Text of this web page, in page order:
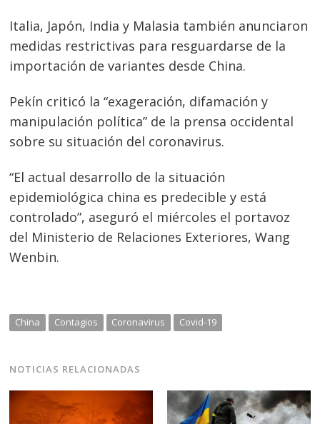
Italia, Japón, India y Malasia también anunciaron
medidas restrictivas para resguardarse de la
importación de variantes desde China.
Pekín criticó la “exageración, difamación y
manipulación política” de la prensa occidental
sobre su situación del coronavirus.
“El actual desarrollo de la situación
epidemiológica china es predecible y está
controlado”, aseguró el miércoles el portavoz
del Ministerio de Relaciones Exteriores, Wang
Wenbin.
China Contagios Coronavirus Covid-19
NOTICIAS RELACIONADAS